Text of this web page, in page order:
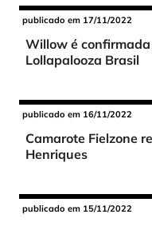
publicado em 17/11/2022
Willow é
Lollapalooza Brasil
publicado em 16/11/2022
Camarote Fielzone
Henriques
publicado em 15/11/2022